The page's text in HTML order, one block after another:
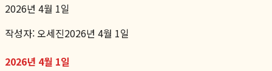
2026년 4월 1일
작성자: 오세진2026년 4월 1일
2026년 4월 1일